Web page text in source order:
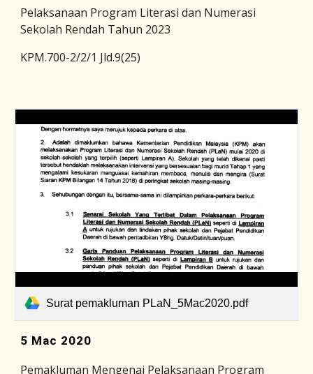
Pelaksanaan Program Literasi dan Numerasi
Sekolah Rendah Tahun 2023
KPM.700-2/2/1 Jld.9(25)
Surat pemakluman PLaN_5Mac2020.pdf
5 Mac 2020
Pemakluman Mengenai Pelaksanaan Program